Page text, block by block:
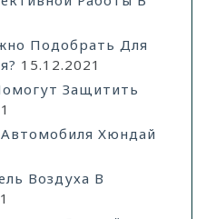
Подобрать Для
15.12.2021
Защитить
Хюндай
Воздуха В